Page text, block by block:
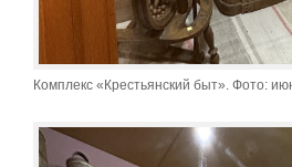
Комплекс «Крестьянский быт». Фото: